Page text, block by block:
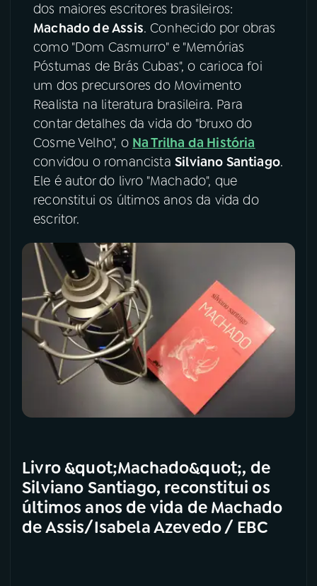
ACOMPANHE A RÁDIO NACIONAL
YouTube Facebook
Instagram
dos maiores escritores brasileiros:
Machado de Assis. Conhecido por obras
como "Dom Casmurro" e "Memórias
Póstumas de Brás Cubas", o carioca foi
um dos precursores do Movimento
Realista na literatura brasileira. Para
contar detalhes da vida do "bruxo do
Cosme Velho", o Na Trilha da História
convidou o romancista Silviano Santiago.
Ele é autor do livro "Machado", que
reconstitui os últimos anos da vida do
escritor.
Livro &quot;Machado&quot;, de
Silviano Santiago, reconstitui os
últimos anos de vida de Machado
de Assis/Isabela Azevedo / EBC